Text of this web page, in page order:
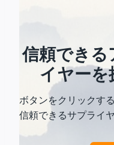
信頼できる
イヤー
ボタンをクリックす
信頼できるサプライ